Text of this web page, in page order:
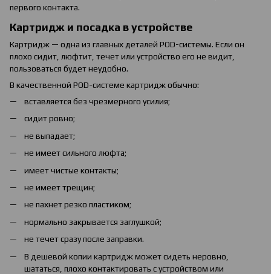
первого контакта.
Картридж и посадка в устройстве
Картридж — одна из главных деталей POD-системы. Если он
плохо сидит, люфтит, течет или устройство его не видит,
пользоваться будет неудобно.
В качественной POD-системе картридж обычно:
вставляется без чрезмерного усилия;
сидит ровно;
не выпадает;
не имеет сильного люфта;
имеет чистые контакты;
не имеет трещин;
не пахнет резко пластиком;
нормально закрывается заглушкой;
не течет сразу после заправки.
В дешевой копии картридж может сидеть неровно,
шататься, плохо контактировать с устройством или